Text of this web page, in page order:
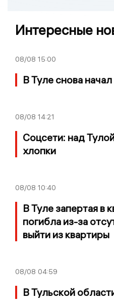
Интересные
08/08 15:00
В Туле снова
08/08 14:21
Соцсети: над
хлопки
08/08 10:40
В Туле запертая в
погибла из-за
выйти из квартиры
08/08 04:59
В Тульской